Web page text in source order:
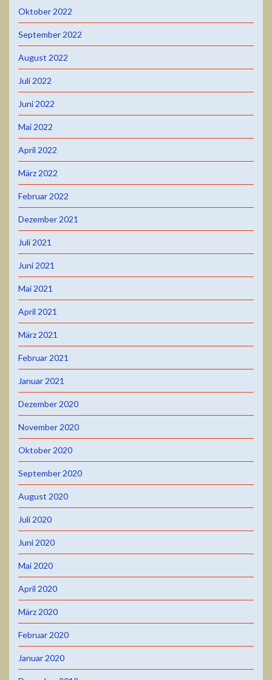
Oktober 2022
September 2022
August 2022
Juli 2022
Juni 2022
Mai 2022
April 2022
März 2022
Februar 2022
Dezember 2021
Juli 2021
Juni 2021
Mai 2021
April 2021
März 2021
Februar 2021
Januar 2021
Dezember 2020
November 2020
Oktober 2020
September 2020
August 2020
Juli 2020
Juni 2020
Mai 2020
April 2020
März 2020
Februar 2020
Januar 2020